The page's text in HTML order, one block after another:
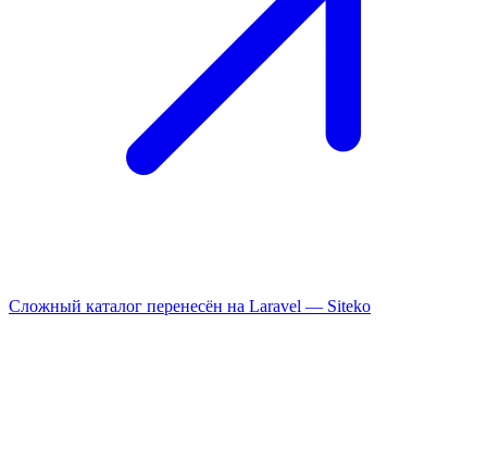
Сложный каталог перенесён на Laravel — Siteko